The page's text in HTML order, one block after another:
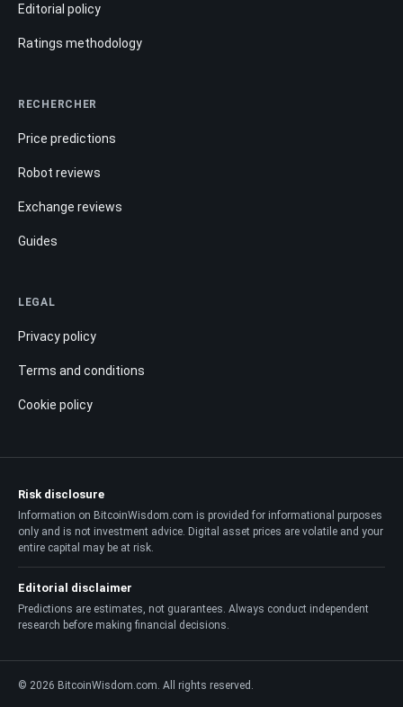
Editorial policy
Ratings methodology
RECHERCHER
Price predictions
Robot reviews
Exchange reviews
Guides
LEGAL
Privacy policy
Terms and conditions
Cookie policy
Risk disclosure
Information on BitcoinWisdom.com is provided for informational purposes
only and is not investment advice. Digital asset prices are volatile and your
entire capital may be at risk.
Editorial disclaimer
Predictions are estimates, not guarantees. Always conduct independent
research before making financial decisions.
© 2026 BitcoinWisdom.com. All rights reserved.